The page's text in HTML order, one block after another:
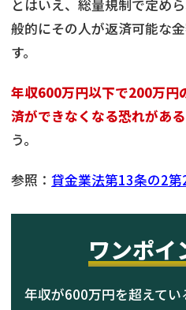
とはいえ、総量規制で定め
般的にその人が返済可能な
す。
年収600万円以下で200万円
済ができなくなる恐れがある
う。
参照： 貸金業法第13条の2
ワンポイ
年収が600万円を超えて